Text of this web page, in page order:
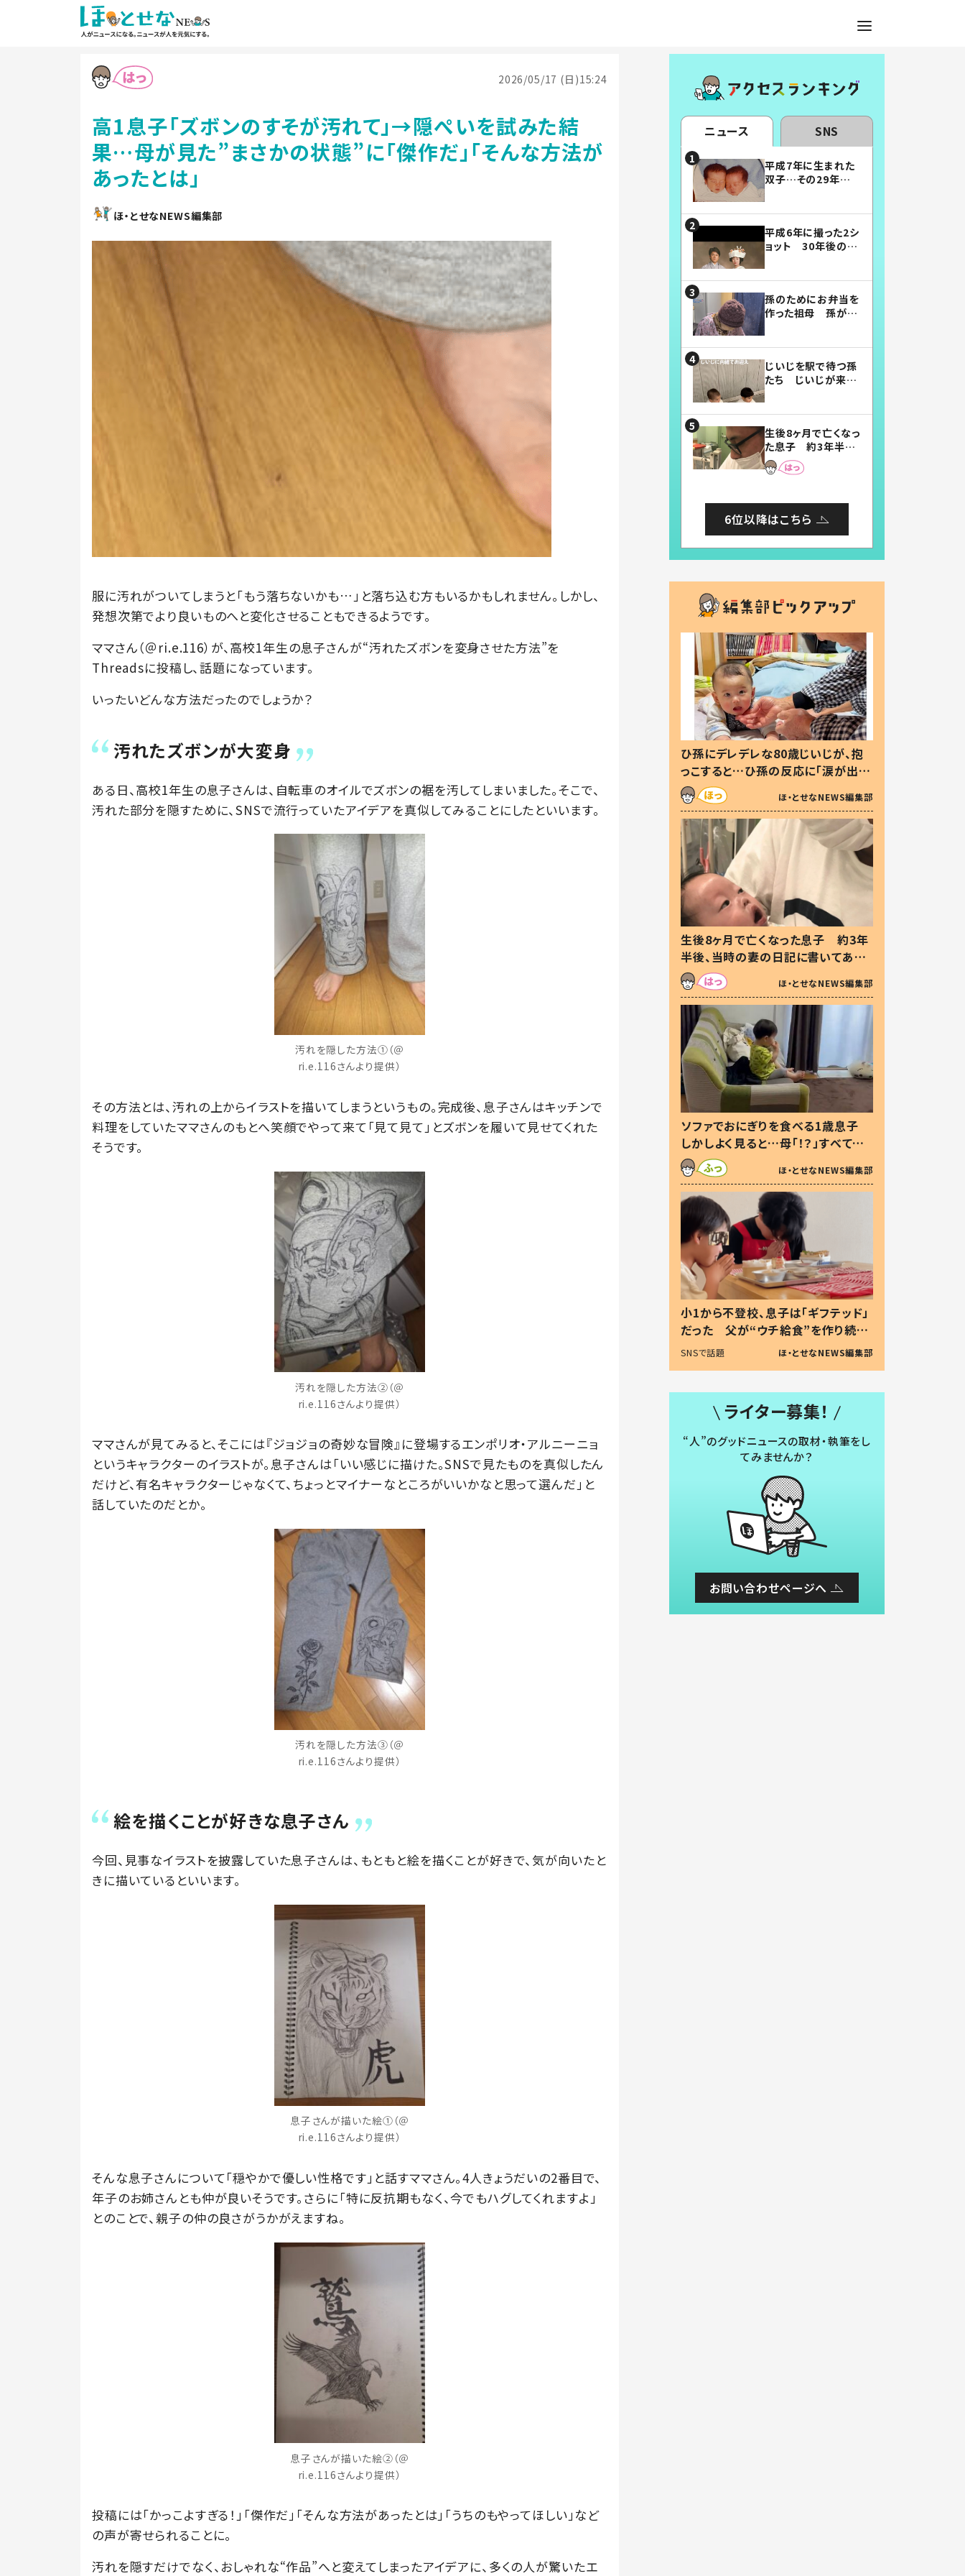
2026/05/17 (日)15:24
高1息子「ズボンのすそが汚れて」→隠ぺいを試みた結
果…母が見た”まさかの状態”に「傑作だ」「そんな方法が
あったとは」
ほ・とせなNEWS編集部
服に汚れがついてしまうと「もう落ちないかも…」と落ち込む方もいるかもしれません。しかし、
発想次第でより良いものへと変化させることもできるようです。
ママさん（＠ri.e.116）が、高校1年生の息子さんが“汚れたズボンを変身させた方法”を
Threadsに投稿し、話題になっています。
いったいどんな方法だったのでしょうか？
汚れたズボンが大変身
ある日、高校1年生の息子さんは、自転車のオイルでズボンの裾を汚してしまいました。そこで、
汚れた部分を隠すために、SNSで流行っていたアイデアを真似してみることにしたといいます。
汚れを隠した方法①（＠
ri.e.116さんより提供）
その方法とは、汚れの上からイラストを描いてしまうというもの。完成後、息子さんはキッチンで
料理をしていたママさんのもとへ笑顔でやって来て「見て見て」とズボンを履いて見せてくれた
そうです。
汚れを隠した方法②（＠
ri.e.116さんより提供）
ママさんが見てみると、そこには『ジョジョの奇妙な冒険』に登場するエンポリオ・アルニーニョ
というキャラクターのイラストが。息子さんは「いい感じに描けた。SNSで見たものを真似したん
だけど、有名キャラクターじゃなくて、ちょっとマイナーなところがいいかなと思って選んだ」と
話していたのだとか。
汚れを隠した方法③（＠
ri.e.116さんより提供）
絵を描くことが好きな息子さん
今回、見事なイラストを披露していた息子さんは、もともと絵を描くことが好きで、気が向いたと
きに描いているといいます。
息子さんが描いた絵①（＠
ri.e.116さんより提供）
そんな息子さんについて「穏やかで優しい性格です」と話すママさん。4人きょうだいの2番目で、
年子のお姉さんとも仲が良いそうです。さらに「特に反抗期もなく、今でもハグしてくれますよ」
とのことで、親子の仲の良さがうかがえますね。
息子さんが描いた絵②（＠
ri.e.116さんより提供）
投稿には「かっこよすぎる！」「傑作だ」「そんな方法があったとは」「うちのもやってほしい」など
の声が寄せられることに。
汚れを隠すだけでなく、おしゃれな“作品”へと変えてしまったアイデアに、多くの人が驚いたエ
ニュース SNS
平成7年に生まれた
双子…その29年後
平成6年に撮った2シ
ョット 30年後の姿
孫のためにお弁当を
作った祖母 孫が絶
じいじを駅で待つ孫
たち じいじが来た
まらない」「幸せにな
れる」
生後8ヶ月で亡くなっ
た息子 約3年半
後、当時の妻の日記
に書いてあった本音
6位以降はこちら
ひ孫にデレデレな80歳じいじが、抱
っこすると…ひ孫の反応に「涙が出ま
した」「可愛くて仕方ない」
ほ・とせなNEWS編集部
生後8ヶ月で亡くなった息子 約3年
半後、当時の妻の日記に書いてあっ
た本音とは
ほ・とせなNEWS編集部
ソファでおにぎりを食べる1歳息子
しかしよく見ると…母「！？」すべてを
察した母の投稿に「可愛いから許
す！」「現行犯〜」
ほ・とせなNEWS編集部
小1から不登校、息子は「ギフテッド」
だった 父が“ウチ給食”を作り続け
る理由とは #令和の親 #令和の子
SNSで話題 ほ・とせなNEWS編集部
ライター募集！
“人”のグッドニュースの取材・執筆をし
てみませんか？
お問い合わせページへ